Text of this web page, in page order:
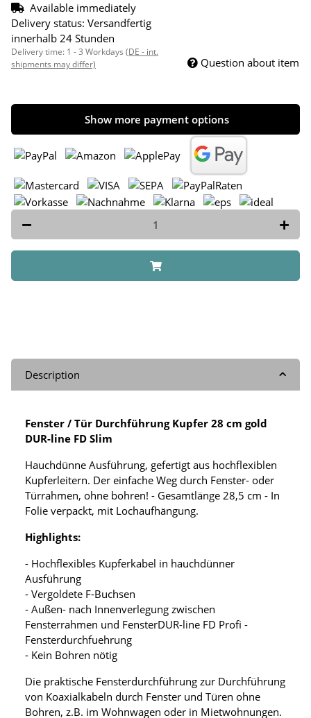
Available immediately
Delivery status: Versandfertig
innerhalb 24 Stunden
Delivery time: 1 - 3 Workdays (DE - int.
shipments may differ)
Question about item
Show more payment options
Description
Fenster / Tür Durchführung Kupfer 28 cm gold
DUR-line FD Slim
Hauchdünne Ausführung, gefertigt aus hochflexiblen
Kupferleitern. Der einfache Weg durch Fenster- oder
Türrahmen, ohne bohren! - Gesamtlänge 28,5 cm - In
Folie verpackt, mit Lochaufhängung.
Highlights:
- Hochflexibles Kupferkabel in hauchdünner
Ausführung
- Vergoldete F-Buchsen
- Außen- nach Innenverlegung zwischen
Fensterrahmen und FensterDUR-line FD Profi -
Fensterdurchfuehrung
- Kein Bohren nötig
Die praktische Fensterdurchführung zur Durchführung
von Koaxialkabeln durch Fenster und Türen ohne
Bohren, z.B. im Wohnwagen oder in Mietwohnungen.